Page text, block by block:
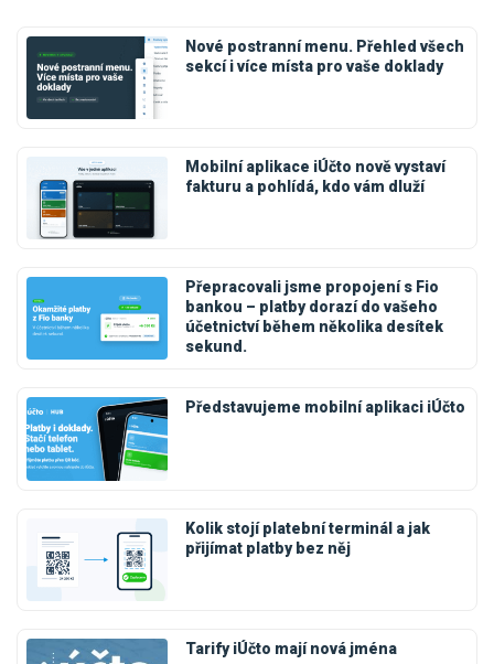
Nové postranní menu. Přehled všech
sekcí i více místa pro vaše doklady
Mobilní aplikace iÚčto nově vystaví
fakturu a pohlídá, kdo vám dluží
Přepracovali jsme propojení s Fio
bankou – platby dorazí do vašeho
účetnictví během několika desítek
sekund.
Představujeme mobilní aplikaci iÚčto
Kolik stojí platební terminál a jak
přijímat platby bez něj
Tarify iÚčto mají nová jména